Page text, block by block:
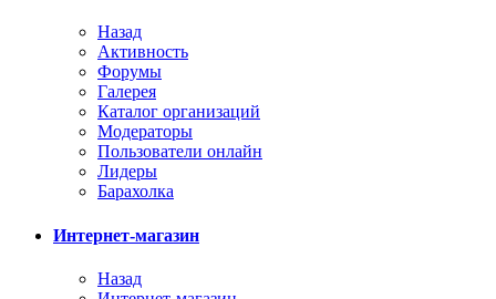
Назад
Активность
Форумы
Галерея
Каталог организаций
Модераторы
Пользователи онлайн
Лидеры
Барахолка
Интернет-магазин
Назад